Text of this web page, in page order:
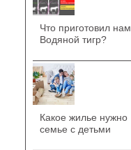
Что приготовил нам
Водяной тигр?
Какое жилье нужно
семье с детьми